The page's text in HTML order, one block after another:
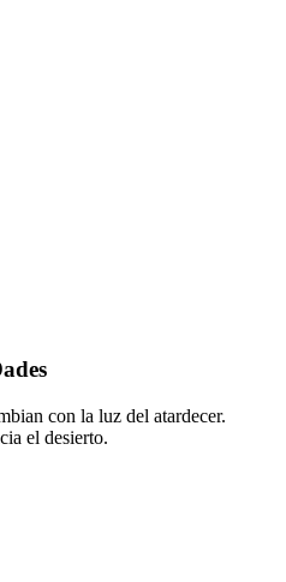
con la luz del atardecer.
el desierto.